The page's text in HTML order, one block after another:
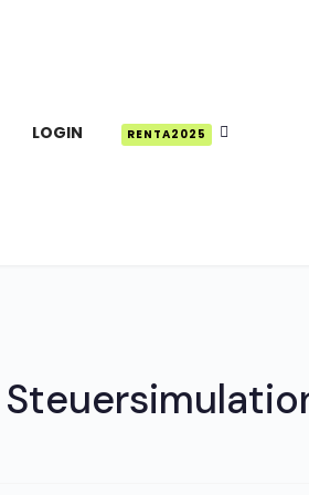
LOGIN RENTA2025